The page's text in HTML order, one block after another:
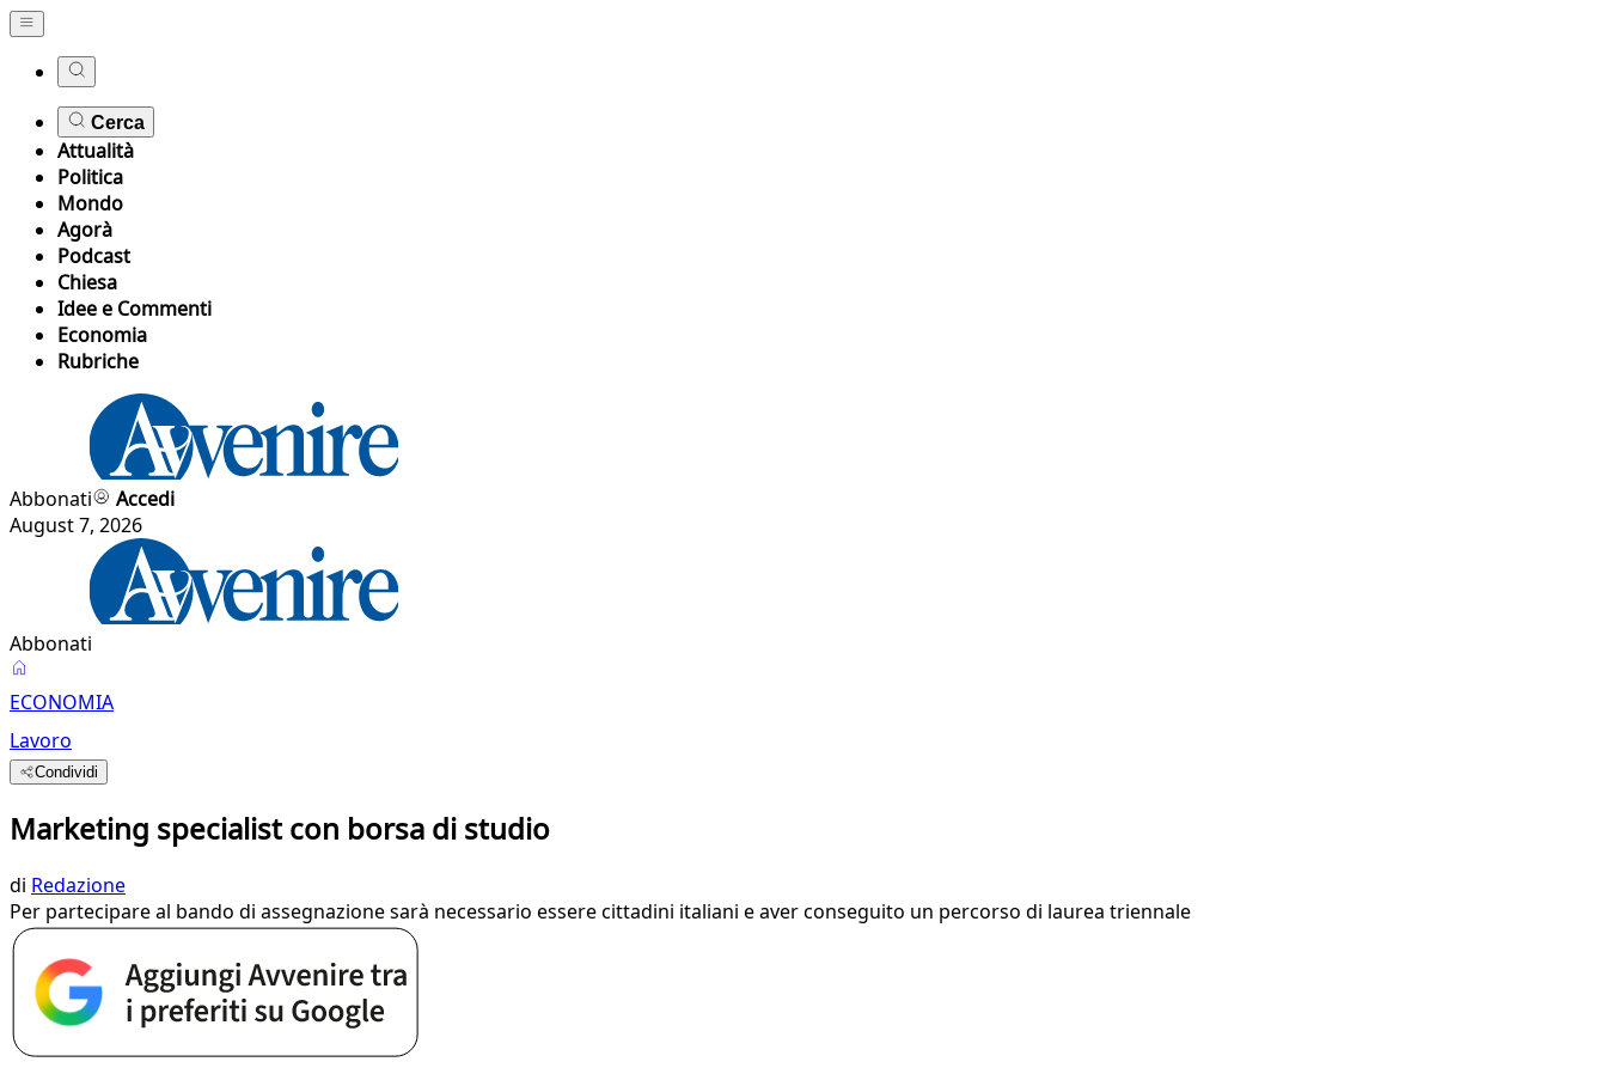
Cerca
Attualità
Politica
Mondo
Agorà
Podcast
Chiesa
Idee e Commenti
Economia
Rubriche
Abbonati
Accedi
August 7, 2026
Abbonati
ECONOMIA
Lavoro
Condividi
Marketing specialist con borsa di studio
di Redazione
Per partecipare al bando di assegnazione sarà necessario essere cittadini italiani e aver conseguito un percorso di laurea triennale